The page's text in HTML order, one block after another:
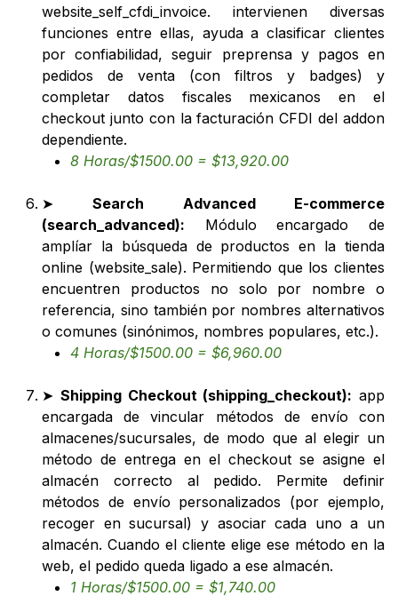
website_self_cfdi_invoice. intervienen diversas
funciones entre ellas, ayuda a clasificar clientes
por confiabilidad, seguir preprensa y pagos en
pedidos de venta (con filtros y badges) y
completar datos fiscales mexicanos en el
checkout junto con la facturación CFDI del addon
dependiente.
8 Horas/$1500.00 = $13,920.00
➤Search Advanced E-commerce
(search_advanced): Módulo encargado de
amplíar la búsqueda de productos en la tienda
online (website_sale). Permitiendo que los clientes
encuentren productos no solo por nombre o
referencia, sino también por nombres alternativos
o comunes (sinónimos, nombres populares, etc.).
4 Horas/$1500.00 = $6,960.00
➤ Shipping Checkout (shipping_checkout): app
encargada de vincular métodos de envío con
almacenes/sucursales, de modo que al elegir un
método de entrega en el checkout se asigne el
almacén correcto al pedido. Permite definir
métodos de envío personalizados (por ejemplo,
recoger en sucursal) y asociar cada uno a un
almacén. Cuando el cliente elige ese método en la
web, el pedido queda ligado a ese almacén.
1 Horas/$1500.00 = $1,740.00